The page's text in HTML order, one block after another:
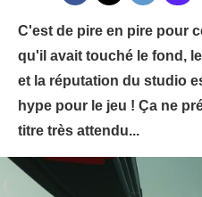
C'est de pire en pire pour
qu'il avait touché le fond,
et la réputation du studio
hype pour le jeu ! Ça ne
titre très attendu...